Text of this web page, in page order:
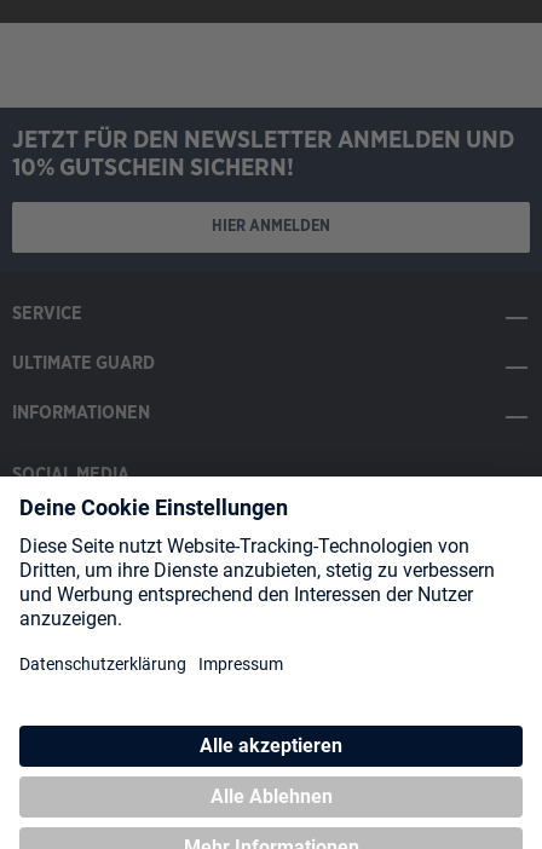
JETZT FÜR DEN NEWSLETTER ANMELDEN UND
10% GUTSCHEIN SICHERN!
HIER ANMELDEN
SERVICE
ULTIMATE GUARD
INFORMATIONEN
SOCIAL MEDIA
Payment Methods
Shipping
About us Blog Partners